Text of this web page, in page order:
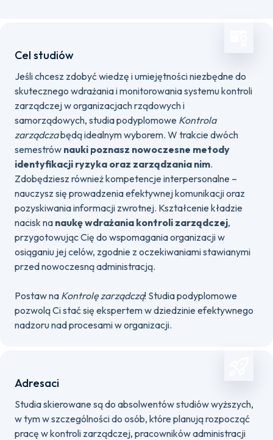
Cel studiów
Jeśli chcesz zdobyć wiedzę i umiejętności niezbędne do
skutecznego wdrażania i monitorowania systemu kontroli
zarządczej w organizacjach rządowych i
samorządowych, studia podyplomowe Kontrola
zarządczabędą idealnym wyborem. W trakcie dwóch
semestrów nauki poznasz nowoczesne metody
identyfikacji ryzyka oraz zarządzania nim.
Zdobędziesz również kompetencje interpersonalne –
nauczysz się prowadzenia efektywnej komunikacji oraz
pozyskiwania informacji zwrotnej. Kształcenie kładzie
nacisk na naukę wdrażania kontroli zarządczej,
przygotowując Cię do wspomagania organizacji w
osiąganiu jej celów, zgodnie z oczekiwaniami stawianymi
przed nowoczesną administracją.
Postaw na Kontrolę zarządczą! Studia podyplomowe
pozwolą Ci stać się ekspertem w dziedzinie efektywnego
nadzoru nad procesami w organizacji.
Adresaci
Studia skierowane są do absolwentów studiów wyższych,
w tym w szczególności do osób, które planują rozpocząć
pracę w kontroli zarządczej, pracowników administracji